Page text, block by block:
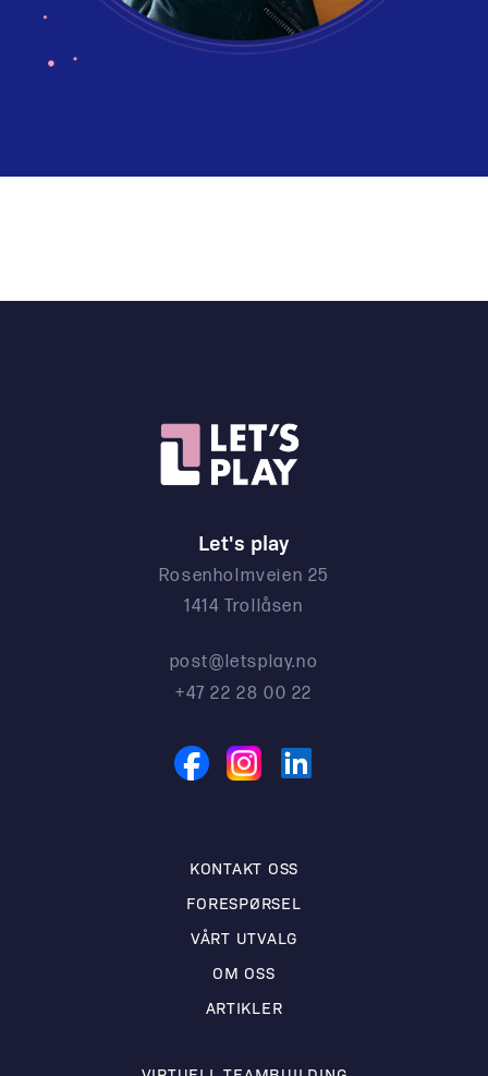
Let's play
Rosenholmveien 25
1414 Trollåsen
post@letsplay.no
+47 22 28 00 22
KONTAKT OSS
FORESPØRSEL
VÅRT UTVALG
OM OSS
ARTIKLER